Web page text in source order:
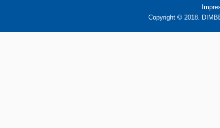
Copyright © 2018.